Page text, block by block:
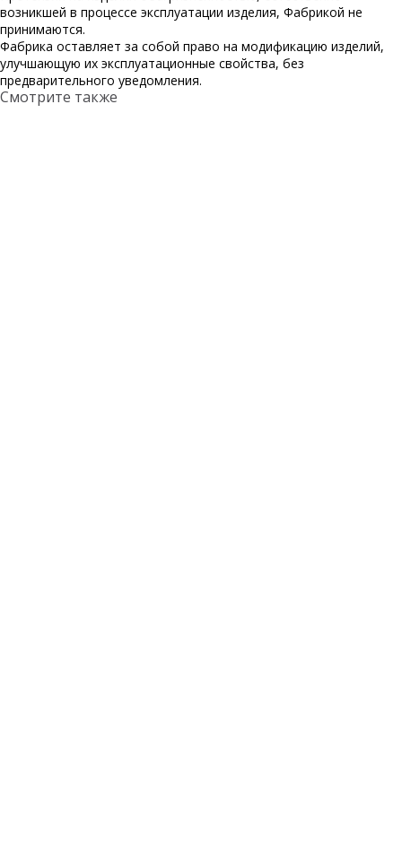
возникшей в процессе эксплуатации изделия, Фабрикой не
принимаются.
Фабрика оставляет за собой право на модификацию изделий,
улучшающую их эксплуатационные свойства, без
предварительного уведомления.
Смотрите также